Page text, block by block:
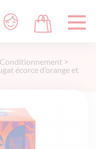
Conditionnement >
écorce d’orange et